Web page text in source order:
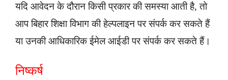
यदि आवेदन के दौरान किसी प्रकार की समस्या आती है, तो
आप बिहार शिक्षा विभाग की हेल्पलाइन पर संपर्क कर सकते हैं
या उनकी आधिकारिक ईमेल आईडी पर संपर्क कर सकते हैं।
निष्कर्ष